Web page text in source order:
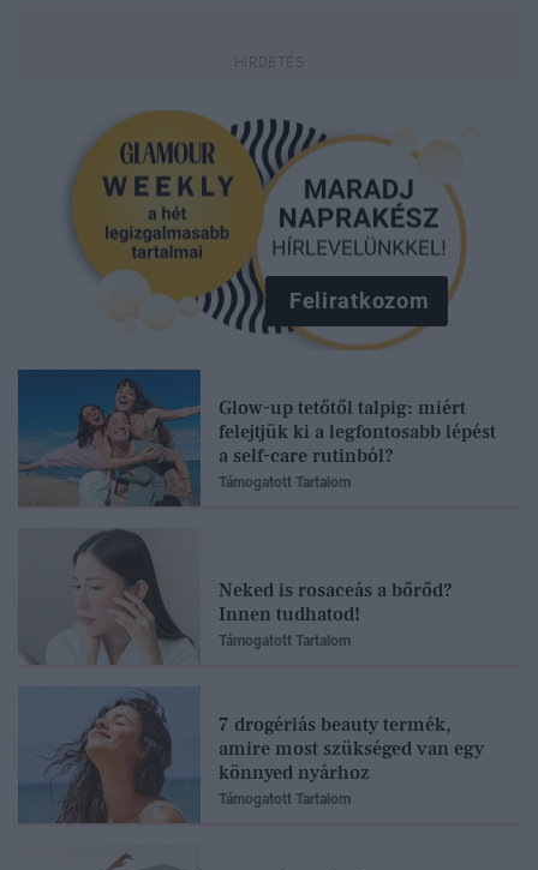
Feliratkozom
Glow-up tetőtől talpig: miért
felejtjük ki a legfontosabb lépést
a self-care rutinból?
Támogatott Tartalom
Neked is rosaceás a bőrőd?
Innen tudhatod!
Támogatott Tartalom
7 drogériás beauty termék,
amire most szükséged van egy
könnyed nyárhoz
Támogatott Tartalom